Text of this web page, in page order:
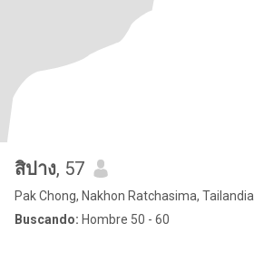
สิปาง, 57
Pak Chong, Nakhon Ratchasima, Tailandia
Buscando: Hombre 50 - 60